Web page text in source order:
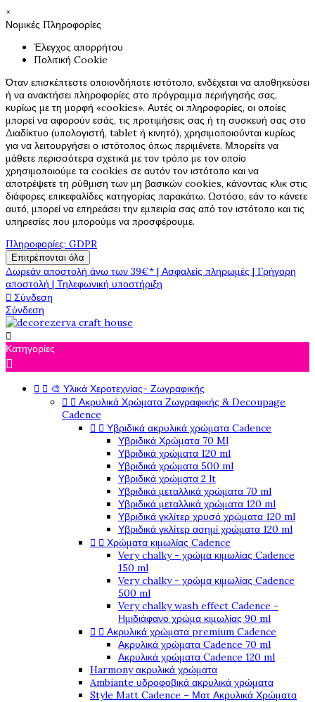
×
Νομικές Πληροφορίες
Έλεγχος απορρήτου
Πολιτική Cookie
Όταν επισκέπτεστε οποιονδήποτε ιστότοπο, ενδέχεται να αποθηκεύσει
ή να ανακτήσει πληροφορίες στο πρόγραμμα περιήγησής σας,
κυρίως με τη μορφή «cookies». Αυτές οι πληροφορίες, οι οποίες
μπορεί να αφορούν εσάς, τις προτιμήσεις σας ή τη συσκευή σας στο
Διαδίκτυο (υπολογιστή, tablet ή κινητό), χρησιμοποιούνται κυρίως
για να λειτουργήσει ο ιστότοπος όπως περιμένετε. Μπορείτε να
μάθετε περισσότερα σχετικά με τον τρόπο με τον οποίο
χρησιμοποιούμε τα cookies σε αυτόν τον ιστότοπο και να
αποτρέψετε τη ρύθμιση των μη βασικών cookies, κάνοντας κλικ στις
διάφορες επικεφαλίδες κατηγορίας παρακάτω. Ωστόσο, εάν το κάνετε
αυτό, μπορεί να επηρεάσει την εμπειρία σας από τον ιστότοπο και τις
υπηρεσίες που μπορούμε να προσφέρουμε.
Πληροφορίες: GDPR
Επιτρέπονται όλα
Δωρεάν αποστολή άνω των 39€* | Ασφαλείς πληρωμές | Γρήγορη
αποστολή | Τηλεφωνική υποστήριξη
 Σύνδεση
Σύνδεση

Κατηγορίες

  🎨 Υλικά Χεροτεχνίας- Ζωγραφικής
  Ακρυλικά Χρώματα Ζωγραφικής & Decoupage
Cadence
  Υβριδικά ακρυλικά χρώματα Cadence
Υβριδικά Χρώματα 70 Ml
Υβριδικά χρώματα 120 ml
Υβριδικά χρώματα 500 ml
Υβριδικά χρώματα 2 lt
Υβριδικά μεταλλικά χρώματα 70 ml
Υβριδικά μεταλλικά χρώματα 120 ml
Υβριδικά γκλίτερ χρυσό χρώματα 120 ml
Υβριδικά γκλίτερ ασημί χρώματα 120 ml
  Χρώματα κιμωλίας Cadence
Very chalky - χρώμα κιμωλίας Cadence
150 ml
Very chalky - χρώμα κιμωλίας Cadence
500 ml
Very chalky wash effect Cadence -
Ημιδιάφανο χρώμα κιμωλίας 90 ml
  Ακρυλικά χρώματα premium Cadence
Ακρυλικά χρώματα Cadence 70 ml
Ακρυλικά χρώματα Cadence 120 ml
Harmony ακρυλικά χρώματα
Ambiante υδροφοβικά ακρυλικά χρώματα
Style Matt Cadence – Ματ Ακρυλικά Χρώματα